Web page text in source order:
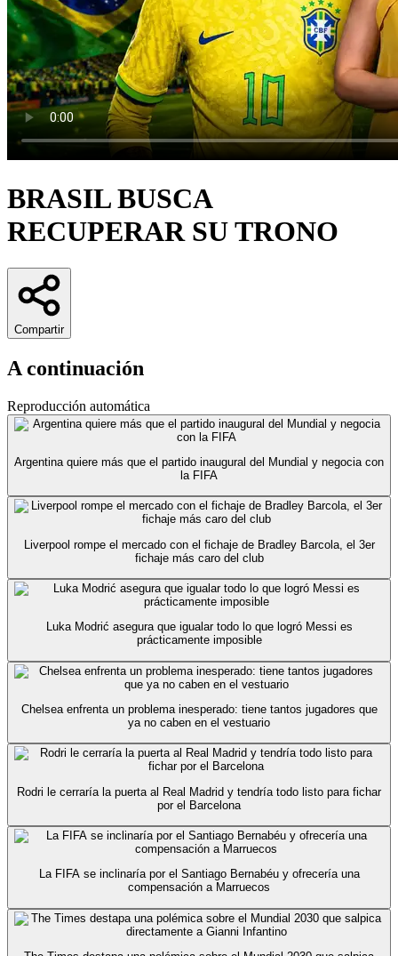
BRASIL BUSCA
RECUPERAR SU TRONO
Compartir
A continuación
Reproducción automática
Argentina quiere más que el partido inaugural del Mundial y negocia con
la FIFA
Liverpool rompe el mercado con el fichaje de Bradley Barcola, el 3er
fichaje más caro del club
Luka Modrić asegura que igualar todo lo que logró Messi es
prácticamente imposible
Chelsea enfrenta un problema inesperado: tiene tantos jugadores que
ya no caben en el vestuario
Rodri le cerraría la puerta al Real Madrid y tendría todo listo para fichar
por el Barcelona
La FIFA se inclinaría por el Santiago Bernabéu y ofrecería una
compensación a Marruecos